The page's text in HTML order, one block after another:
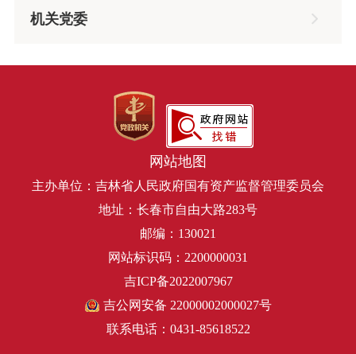
机关党委
网站地图
主办单位：吉林省人民政府国有资产监督管理委员会
地址：长春市自由大路283号
邮编：130021
网站标识码：2200000031
吉ICP备2022007967
吉公网安备 22000002000027号
联系电话：0431-85618522